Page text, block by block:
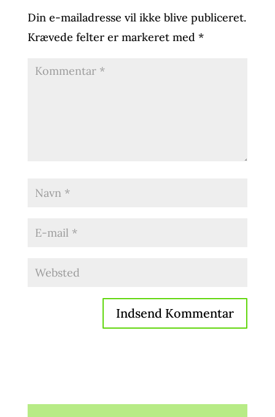
Din e-mailadresse vil ikke blive publiceret.
Krævede felter er markeret med *